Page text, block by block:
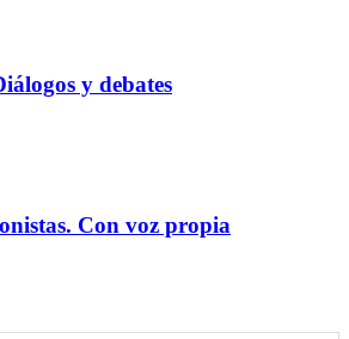
y debates
Con voz propia